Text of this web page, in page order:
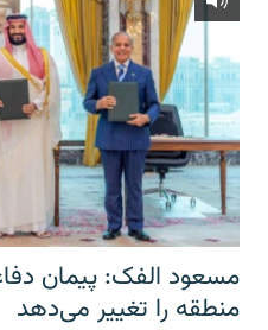
مسعود الفک: پیمان
منطقه را تغییر می‌دهد